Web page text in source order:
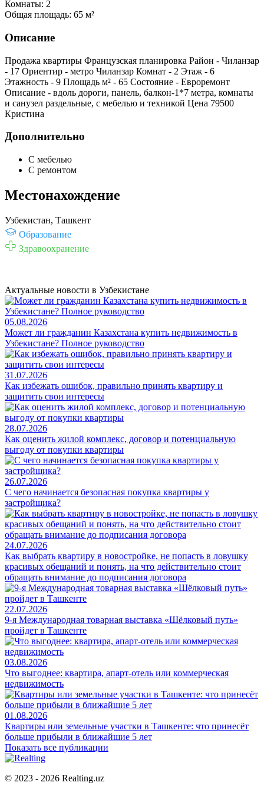
Комнаты: 2
Общая площадь: 65 м²
Описание
Продажа квартиры Французская планировка Район - Чиланзар
- 17 Ориентир - метро Чиланзар Комнат - 2 Этаж - 6
Этажность - 9 Площадь м² - 65 Состояние - Евроремонт
Описание - вдоль дороги, панель, балкон-1*7 метра, комнаты
и санузел раздельные, с мебелью и техникой Цена 79500
Кристина
Дополнительно
С мебелью
С ремонтом
Местонахождение
Узбекистан, Ташкент
Образование
Здравоохранение
Актуальные новости в Узбекистане
05.08.2026
Может ли гражданин Казахстана купить недвижимость в
Узбекистане? Полное руководство
31.07.2026
Как избежать ошибок, правильно принять квартиру и
защитить свои интересы
28.07.2026
Как оценить жилой комплекс, договор и потенциальную
выгоду от покупки квартиры
26.07.2026
С чего начинается безопасная покупка квартиры у
застройщика?
24.07.2026
Как выбрать квартиру в новостройке, не попасть в ловушку
красивых обещаний и понять, на что действительно стоит
обращать внимание до подписания договора
22.07.2026
9-я Международная товарная выставка «Шёлковый путь»
пройдет в Ташкенте
03.08.2026
Что выгоднее: квартира, апарт-отель или коммерческая
недвижимость
01.08.2026
Квартиры или земельные участки в Ташкенте: что принесёт
больше прибыли в ближайшие 5 лет
Показать все публикации
© 2023 - 2026 Realting.uz